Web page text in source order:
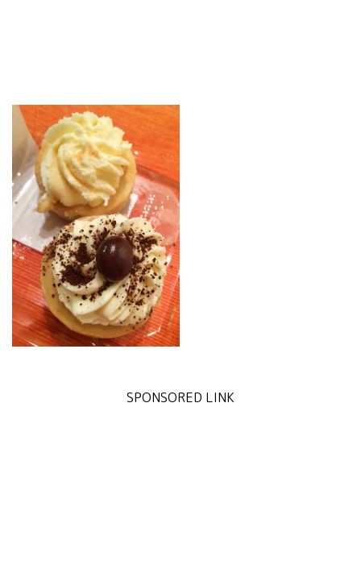
SPONSORED LINK